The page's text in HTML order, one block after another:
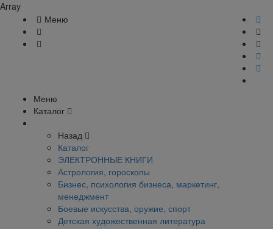
Array
Меню
Меню
Каталог
Назад
Каталог
ЭЛЕКТРОННЫЕ КНИГИ
Астрология, гороскопы
Бизнес, психология бизнеса, маркетинг,
менеджмент
Боевые искусства, оружие, спорт
Детская художественная литература